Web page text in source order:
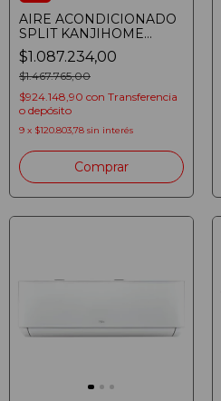
AIRE ACONDICIONADO
SPLIT KANJIHOME
69IKHT81 INVERTER
6900W FRIO CALOR
$1.087.234,00
$1.467.765,00
$924.148,90 con Transferencia
o depósito
9 x $120.803,78 sin interés